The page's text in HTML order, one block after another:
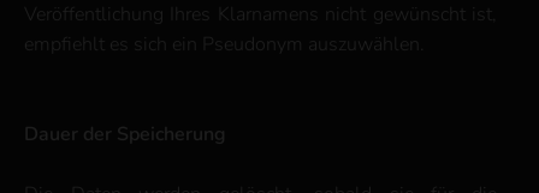
Veröffentlichung Ihres Klarnamens nicht gewünscht ist,
empfiehlt es sich ein Pseudonym auszuwählen.
Dauer der Speicherung